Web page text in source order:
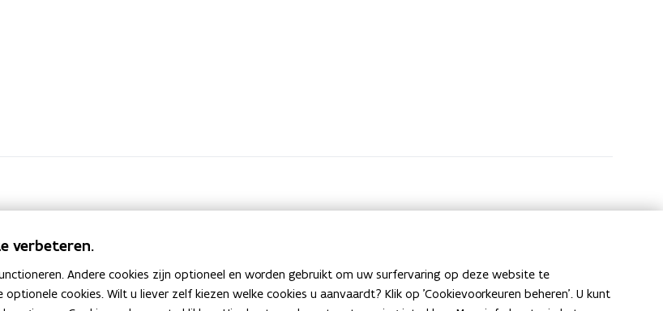
verbeteren.
Andere cookies zijn optioneel en worden gebruikt om uw surfervaring op deze website te
cookies. Wilt u liever zelf kiezen welke cookies u aanvaardt? Klik op 'Cookievoorkeuren beheren'. U kunt